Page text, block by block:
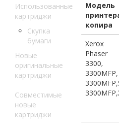
Использованные
картриджи
Скупка
бумаги
Новые
оригинальные
картриджи
Совместимые
новые
картриджи
Модель
копира
Xerox
Phaser
3300,
3300MFP,